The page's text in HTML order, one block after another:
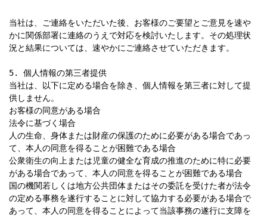
当社は、ご連絡をいただいた後、お客様のご要望とご意見を速や
かに関係部署に連絡のうえで対応を検討いたします。その処理状
況と結果については、速やかにご連絡させていただきます。
5. 個人情報の第三者提供
当社は、以下に定める場合を除き、個人情報を第三者に対して提
供しません。
お客様の同意がある場合
法令に基づく場合
人の生命、身体または財産の保護のために必要がある場合であっ
て、本人の同意を得ることが困難である場合
公衆衛生の向上または児童の健全な育成の推進のために特に必要
がある場合であって、本人の同意を得ることが困難である場合
国の機関若しくは地方公共団体またはその委託を受けた者が法令
の定める事務を遂行することに対して協力する必要がある場合で
あって、本人の同意を得ることによって当該事務の遂行に支障を